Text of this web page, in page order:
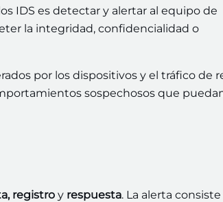
IDS es detectar y alertar al equipo de
la integridad, confidencialidad o
por los dispositivos y el tráfico de
sospechosos que
registro y respuesta. La alerta